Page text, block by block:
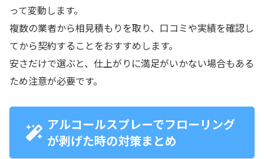
って変動します。
複数の業者から相見積もりを取り、口コミや実績を確認し
てから契約することをおすすめします。
安さだけで選ぶと、仕上がりに満足がいかない場合もある
ため注意が必要です。
アルコールスプレーでフローリング
が剥げた時の対策まとめ